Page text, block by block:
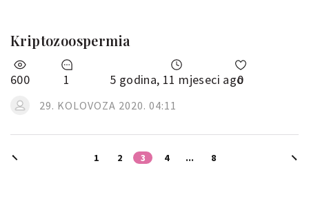
Kriptozoospermia
600 1 5 godina, 11 mjeseci ago
0
29. KOLOVOZA 2020. 04:11
1 2 3 4 ... 8